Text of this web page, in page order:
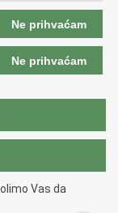
Ne prihvaćam
Ne prihvaćam
Vas da